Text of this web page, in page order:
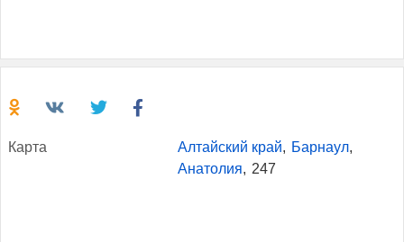
Кар­та Алтайский край, Барнаул,
Анатолия, 247